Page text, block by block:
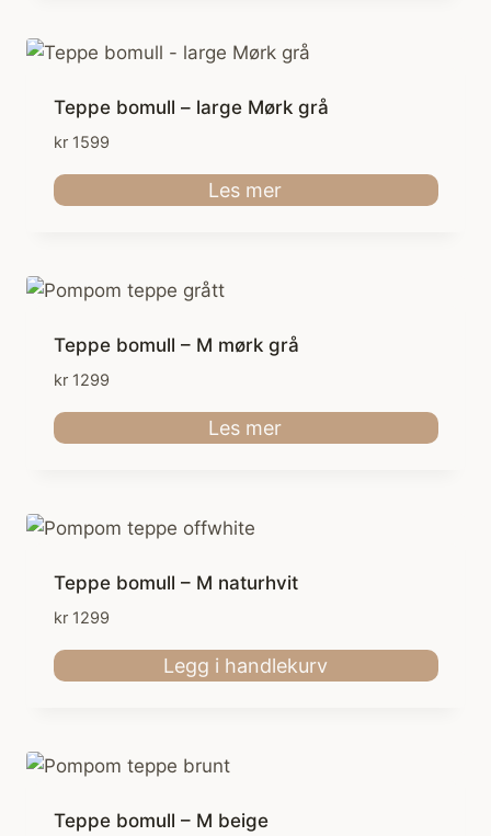
Teppe bomull – large Mørk grå
kr1599
Les mer
Teppe bomull – M mørk grå
kr1299
Les mer
Teppe bomull – M naturhvit
kr1299
Legg i handlekurv
Teppe bomull – M beige